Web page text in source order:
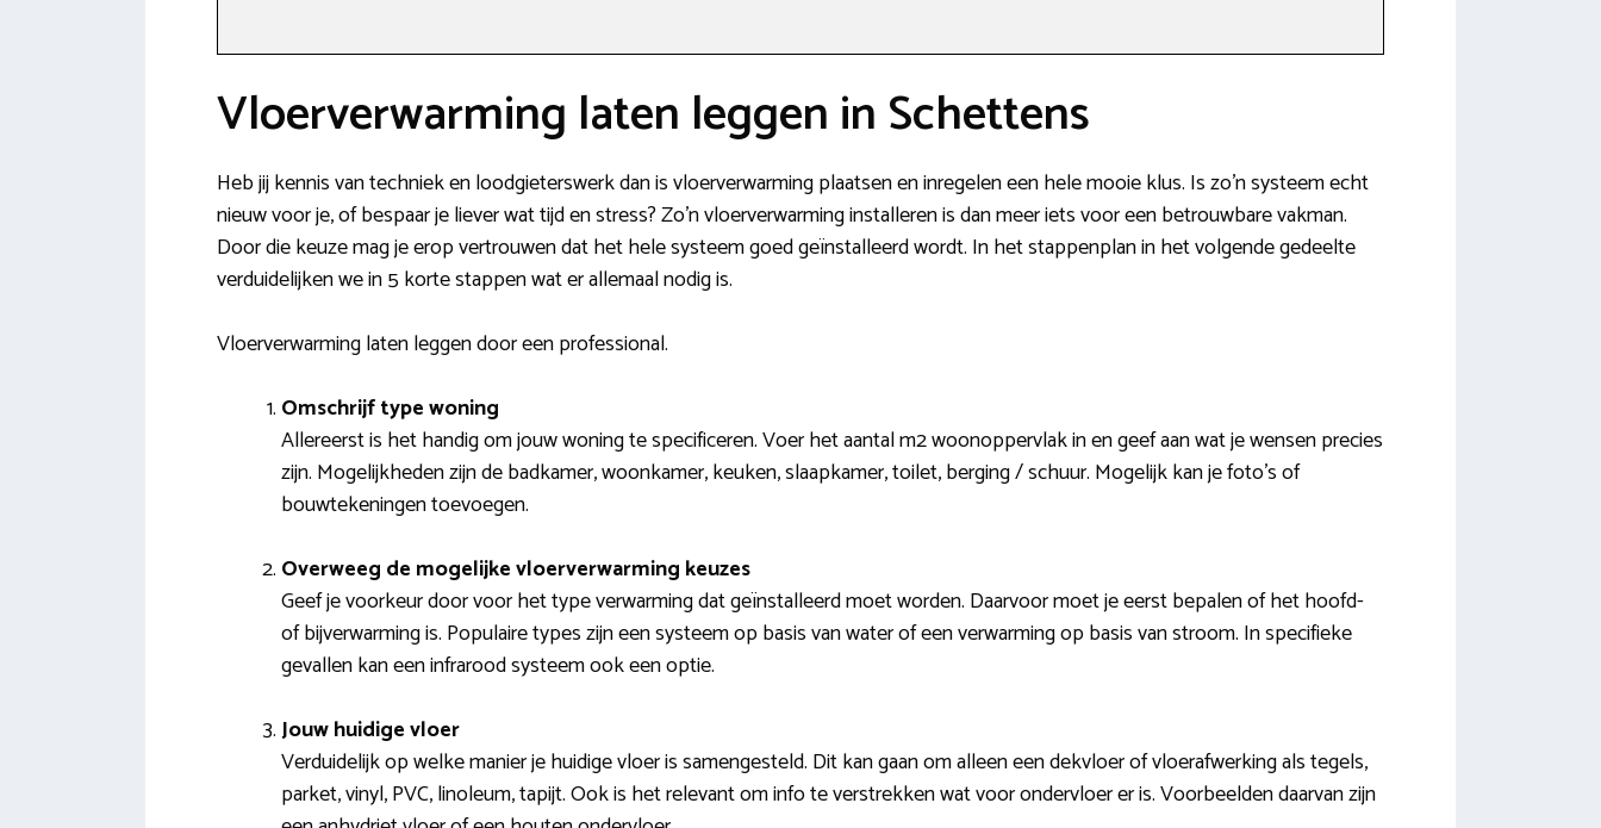
Vloerverwarming laten leggen in Schettens
Heb jij kennis van techniek en loodgieterswerk dan is vloerverwarming plaatsen en inregelen een hele mooie klus. Is zo’n systeem echt
nieuw voor je, of bespaar je liever wat tijd en stress? Zo’n vloerverwarming installeren is dan meer iets voor een betrouwbare vakman.
Door die keuze mag je erop vertrouwen dat het hele systeem goed geïnstalleerd wordt. In het stappenplan in het volgende gedeelte
verduidelijken we in 5 korte stappen wat er allemaal nodig is.
Vloerverwarming laten leggen door een professional.
Omschrijf type woning
Allereerst is het handig om jouw woning te specificeren. Voer het aantal m2 woonoppervlak in en geef aan wat je wensen precies
zijn. Mogelijkheden zijn de badkamer, woonkamer, keuken, slaapkamer, toilet, berging / schuur. Mogelijk kan je foto’s of
bouwtekeningen toevoegen.
Overweeg de mogelijke vloerverwarming keuzes
Geef je voorkeur door voor het type verwarming dat geïnstalleerd moet worden. Daarvoor moet je eerst bepalen of het hoofd-
of bijverwarming is. Populaire types zijn een systeem op basis van water of een verwarming op basis van stroom. In specifieke
gevallen kan een infrarood systeem ook een optie.
Jouw huidige vloer
Verduidelijk op welke manier je huidige vloer is samengesteld. Dit kan gaan om alleen een dekvloer of vloerafwerking als tegels,
parket, vinyl, PVC, linoleum, tapijt. Ook is het relevant om info te verstrekken wat voor ondervloer er is. Voorbeelden daarvan zijn